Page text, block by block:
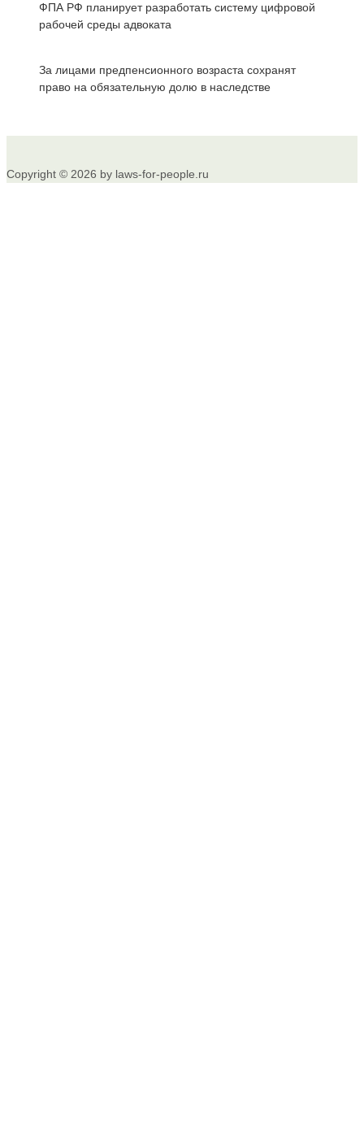
ФПА РФ планирует разработать систему цифровой
рабочей среды адвоката
За лицами предпенсионного возраста сохранят
право на обязательную долю в наследстве
Copyright © 2026 by laws-for-people.ru